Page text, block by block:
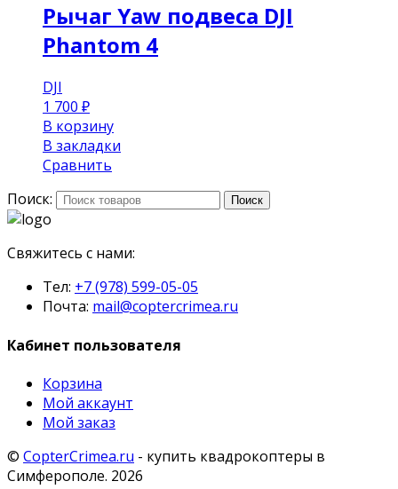
Рычаг Yaw подвеса DJI
Phantom 4
DJI
1 700 ₽
В корзину
В закладки
Сравнить
Поиск:
Поиск
Свяжитесь с нами:
Тел: +7 (978) 599-05-05
Почта: mail@coptercrimea.ru
Кабинет пользователя
Корзина
Мой аккаунт
Мой заказ
© CopterCrimea.ru - купить квадрокоптеры в
Симферополе. 2026